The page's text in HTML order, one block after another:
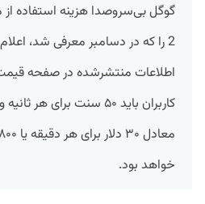
2 را که در دسامبر معرفی شد،
اطلاعات منتشرشده در صفحه
کاربران باید ۵۰ سنت برای
خواهد بود.